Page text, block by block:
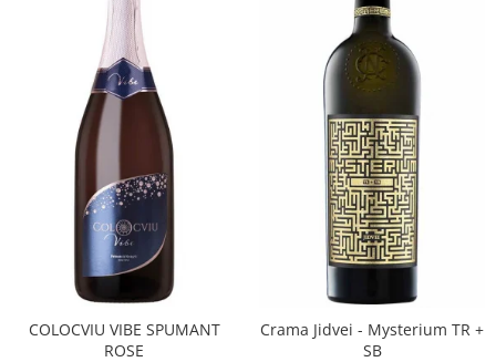
The ICONIC Estate
Crama Petro VASELO
Nea FLORICĂ
Vinuri din GRECIA
Crama BUDUREASCA
Domeniile FRANCO-ROMÂNE
COLOCVIU VIBE SPUMANT
ROSE
Crama Jidvei - Mysterium TR +
SB